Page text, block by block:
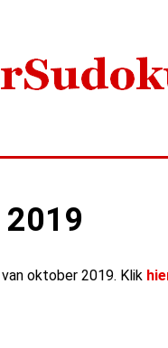
oktober 2019. Klik